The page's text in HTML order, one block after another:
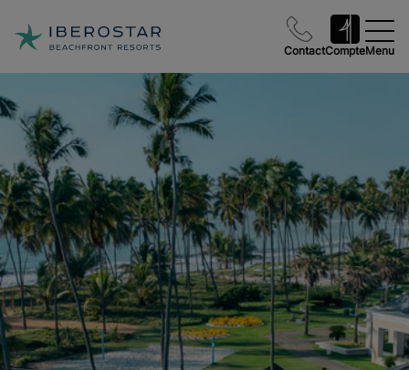
ContactCompteMenu